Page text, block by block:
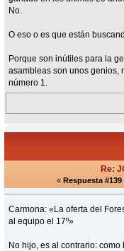
No.
O eso o es que están
Porque son inútiles para la
asambleas son unos genios,
número 1.
Re:
« Respuesta #139
Carmona: «La oferta del
al equipo el 17º»
No hijo, es al contrario: